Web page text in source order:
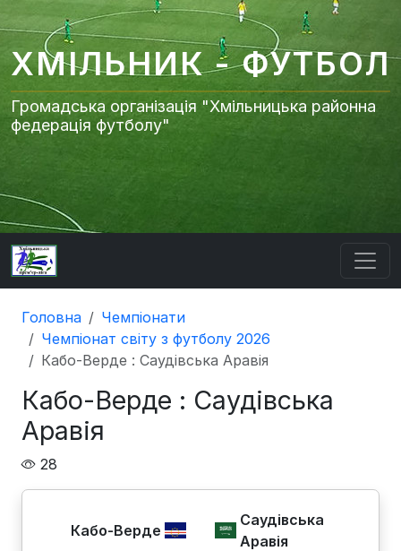
ХМІЛЬНИК - ФУТБОЛ
Громадська організація "Хмільницька районна
федерація футболу"
Головна
Чемпіонати
Чемпіонат світу з футболу 2026
Кабо-Верде : Саудівська Аравія
Кабо-Верде : Саудівська
Аравія
28
Кабо-Верде
Саудівська
Аравія